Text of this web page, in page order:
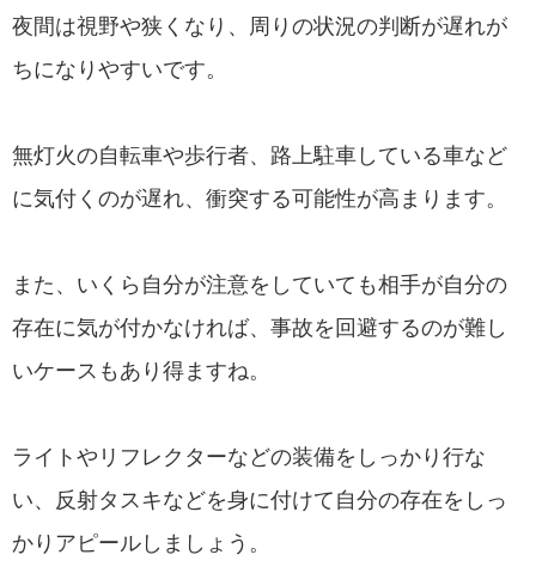
夜間は視野や狭くなり、周りの状況の判断が遅れが
ちになりやすいです。
無灯火の自転車や歩行者、路上駐車している車など
に気付くのが遅れ、衝突する可能性が高まります。
また、いくら自分が注意をしていても相手が自分の
存在に気が付かなければ、事故を回避するのが難し
いケースもあり得ますね。
ライトやリフレクターなどの装備をしっかり行な
い、反射タスキなどを身に付けて自分の存在をしっ
かりアピールしましょう。